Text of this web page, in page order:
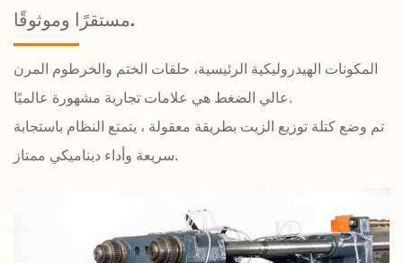
مستقرًا وموثوقًا.
المكونات الهيدروليكية الرئيسية، حلقات الختم والخرطوم المرن
عالي الضغط هي علامات تجارية مشهورة عالميًا.
تم وضع كتلة توزيع الزيت بطريقة معقولة ، يتمتع النظام باستجابة
سريعة وأداء ديناميكي ممتاز.